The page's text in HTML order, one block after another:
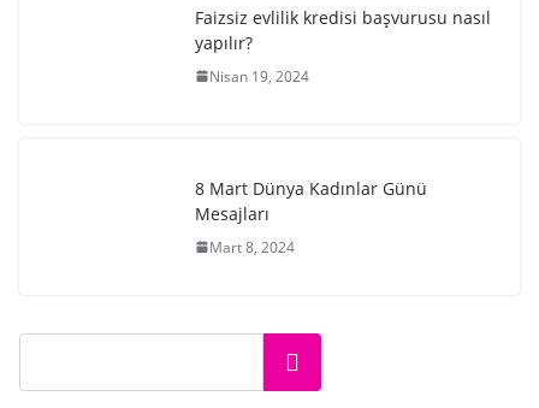
Faizsiz evlilik kredisi başvurusu nasıl
yapılır?
Nisan 19, 2024
8 Mart Dünya Kadınlar Günü
Mesajları
Mart 8, 2024
Ara